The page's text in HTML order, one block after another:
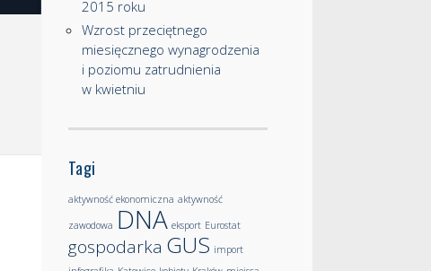
2015 roku
Wzrost przeciętnego
miesięcznego wynagrodzenia
i poziomu zatrudnienia
w kwietniu
Tagi
aktywność ekonomiczna aktywność
zawodowa DNA eksport Eurostat
gospodarka GUS import